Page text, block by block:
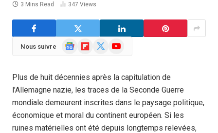
3 Mins Read
347 Views
Nous suivre
GoogleFlipboard YouTube
Plus de huit décennies après la capitulation de
l’Allemagne nazie, les traces de la Seconde Guerre
mondiale demeurent inscrites dans le paysage politique,
économique et moral du continent européen. Si les
ruines matérielles ont été depuis longtemps relevées,